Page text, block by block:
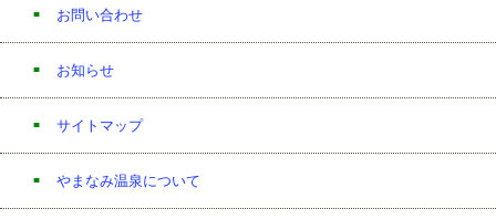
お問い合わせ
お知らせ
サイトマップ
やまなみ温泉について